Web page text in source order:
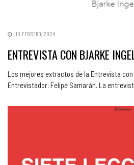
13 FEBRERO, 2024
ENTREVISTA CON BJARKE
Los mejores extractos de la Entrevista con
Entrevistador: Felipe Samarán. La